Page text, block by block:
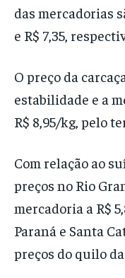
das mercadorias
e R$ 7,35,
O preço da
estabilidade e a
R$ 8,95/kg, pelo
Com relação ao
preços no Rio
mercadoria a R$
Paraná e Santa
preços do quilo